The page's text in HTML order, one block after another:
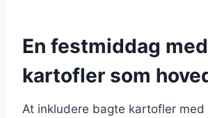
En festmiddag
kartofler som
At inkludere bagte kartofler med